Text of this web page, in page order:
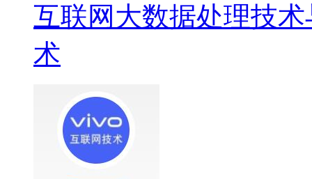
互联网大数据处理技
术